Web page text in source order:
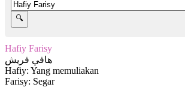
Hafiy Farisy
هافي فريش
Hafiy: Yang memuliakan
Farisy: Segar